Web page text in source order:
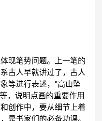
现笔势问题。上一笔的
古人早就讲过了，古人
等进行表述，"高山坠
，说明点画的重要作用
创作中，要从细节上着
是书家们的必备功课。